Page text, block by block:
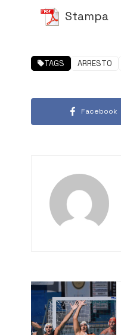
Stampa
TAGS ARRESTO
Facebook